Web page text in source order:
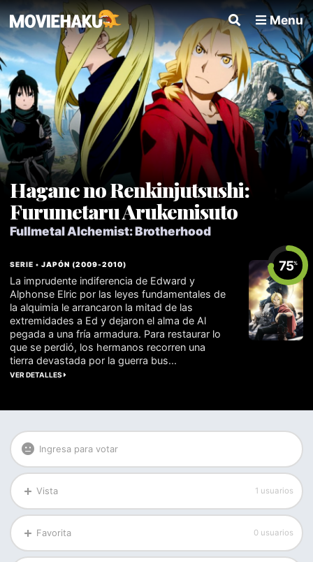
Menu
Hagane no Renkinjutsushi:
Furumetaru Arukemisuto
Fullmetal Alchemist: Brotherhood
75%
SERIE •JAPÓN (2009-2010)
La imprudente indiferencia de Edward y
Alphonse Elric por las leyes fundamentales de
la alquimia le arrancaron la mitad de las
extremidades a Ed y dejaron el alma de Al
pegada a una fría armadura. Para restaurar lo
que se perdió, los hermanos recorren una
tierra devastada por la guerra bus...
VER DETALLES
Ingresa para votar
Vista 1 usuarios
Favorita 0 usuarios